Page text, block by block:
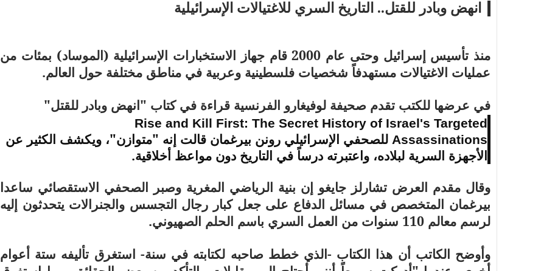
مجتمع بوست
11 يوليو 2026
مصيدة الشاشات.. لما التكنولوجيا تسحب
مجتمع بوست
11 يوليو 2026
مصيدة الشاشات.. لما التكنولوجيا تسحب
انهض وبادر للقتل.. التاريخ السري للاغتيالات الإسرائيلية
منذ تأسيس إسرائيل وحتى عام 2000 قام جهاز الاستخبارات الإسرائيلية (الموساد) بمئات من
عمليات الاغتيالات مستهدفاً شخصيات فلسطينية وعربية في مناطق مختلفة حول العالم.
في عرضها للكتب تقدم صحيفة لوفيغارو الفرنسية قراءة في كتاب "انهض وبادر للقتل"
Rise and Kill First: The Secret History of Israel's Targeted
Assassinations للصحفي الإسرائيلي رونن بيرغمان قالت إنه "متوازن"، ويكشف الكثير عن
الأجهزة السرية لبلاده، واعتبرته درساً في التاريخ دون مواعظ أخلاقية.
وقال مقدم العرض تشارلز جايغو إن بنية الرياضي المغرية وصبر الصحفي الاستقصائي ساعدا
بيرغمان المتخصص في مسائل الدفاع على جعل كبار رجال التجسس والجنرالات يتحدثون إليه
لرسم معالم 110 سنوات من العمل السري باسم الحلم الصهيوني.
وأوضح الكاتب أن هذا الكتاب -الذي خطط صاحبه لكتابته في سنة- استغرق تأليفه ستة أعوام